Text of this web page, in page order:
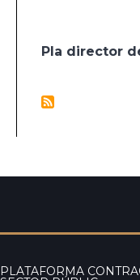
Pla director
PLATAFORMA